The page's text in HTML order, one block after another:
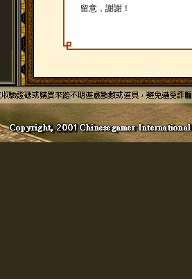
留意，謝謝！